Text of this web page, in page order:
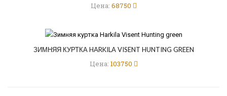
Цена: 68750
ЗИМНЯЯ КУРТКА HARKILA VISENT HUNTING GREEN
Цена: 103750